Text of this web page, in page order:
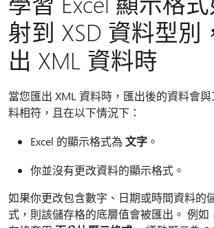
射到 XSD 資料型別
出 XML 資料時
當您匯出 XML 資料時，匯出後的資料會
料相符，且在以下情況下：
Excel 的顯示格式為 文字 。
你並沒有更改資料的顯示格式。
如果你更改包含數字、日期或時間資料的
式，則該儲存格的底層值會被匯出。 例如